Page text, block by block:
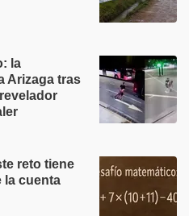
la
Arizaga tras
reto tiene
la cuenta